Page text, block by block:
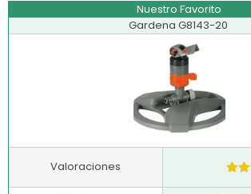
Nuestro Favorito
Gardena G8143-20
Valoraciones